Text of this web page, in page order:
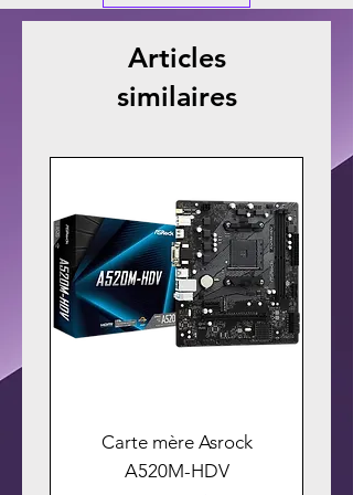
Articles
similaires
Carte mère Asrock
A520M-HDV